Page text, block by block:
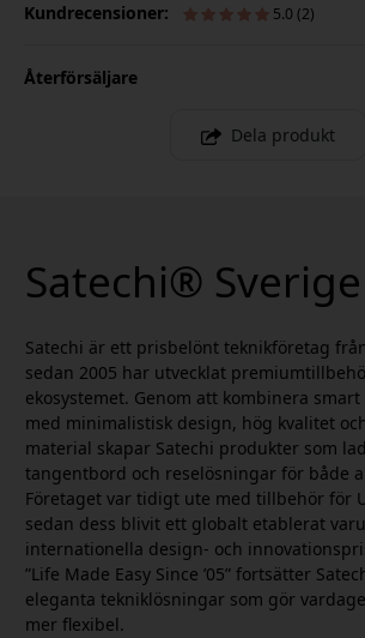
Kundrecensioner: 5.0 (2)
Återförsäljare
Dela produkt
Satechi® Sverige
Satechi är ett prisbelönt teknikföretag
sedan 2005 har utvecklat
ekosystemet. Genom att kombinera
med minimalistisk design, hög kvalitet
material skapar Satechi produkter som
tangentbord och reselösningar för både
Företaget var tidigt ute med tillbehör för
sedan dess blivit ett globalt etablerat
internationella design- och
”Life Made Easy Since ’05” fortsätter
eleganta tekniklösningar som gör
mer flexibel.